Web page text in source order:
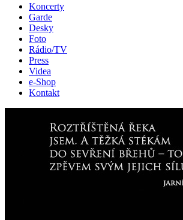
Koncerty
Garde
Desky
Foto
Rádio/TV
Press
Videa
e-Shop
Kontakt